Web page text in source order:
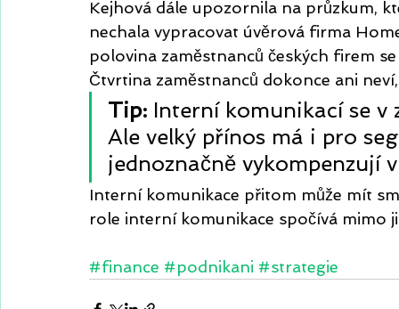
Kejhová dále upozornila na průzkum,
nechala vypracovat úvěrová firma
polovina zaměstnanců českých firem
Čtvrtina zaměstnanců dokonce ani
Tip: Interní komunikací se v
Ale velký přínos má i pro
jednoznačně vykompenzují
Interní komunikace přitom může mít
role interní komunikace spočívá mimo
#finance #podnikani #strategie